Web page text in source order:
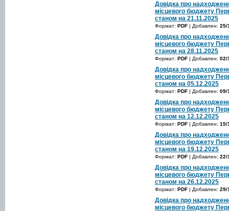
Довідка про
місцевого бюджету
станом на 21.11.2025
Формат: PDF | Добавлен: 25/
Довідка про
місцевого бюджету
станом на 28.11.2025
Формат: PDF | Добавлен: 02/
Довідка про
місцевого бюджету
станом на 05.12.2025
Формат: PDF | Добавлен: 09/
Довідка про
місцевого бюджету
станом на 12.12.2025
Формат: PDF | Добавлен: 15/
Довідка про
місцевого бюджету
станом на 19.12.2025
Формат: PDF | Добавлен: 22/
Довідка про
місцевого бюджету
станом на 26.12.2025
Формат: PDF | Добавлен: 29/
Довідка про
місцевого бюджету